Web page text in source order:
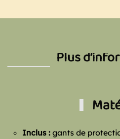
Plus
Inclus : gants de